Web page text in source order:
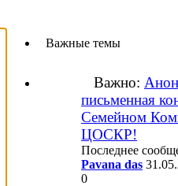
Важные темы
Важно:
письменная
Семейном
ЦОСКР!
Последнее
Pavana das
0